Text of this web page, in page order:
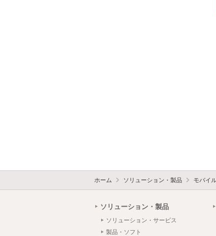
ホーム ソリューション・製品 モバイ
ソリューション・製品
ソリューション・サービス
製品・ソフト